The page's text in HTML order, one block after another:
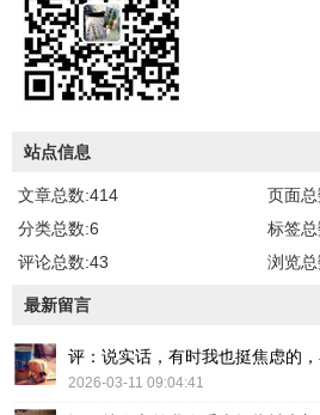
站点信息
文章总数:414
页面总
分类总数:6
标签
评论总数:43
浏览
最新留言
评：说实话，有时我也挺焦虑的
2026-03-11 09:04:41